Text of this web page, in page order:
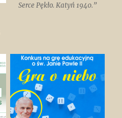
Serce Pękło. Katyń 1940.”